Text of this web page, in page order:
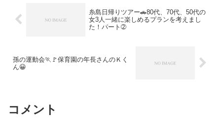
糸島日帰りツアー🚗80代、70代、50代の
女3人一緒に楽しめるプランを考えまし
た！パート➁
孫の運動会🏃🚩保育園の年長さんのＫく
ん😀
コメント